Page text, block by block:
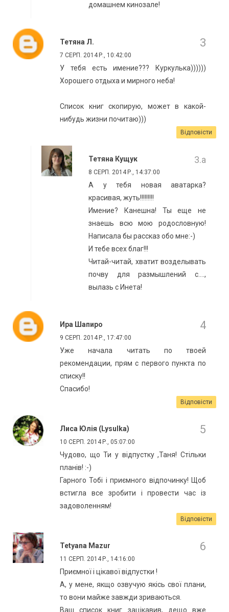
домашнем кинозале!
Тетяна Л.
7 СЕРП. 2014 Р., 10:42:00
У тебя есть имение??? Куркулька))))))
Хорошего отдыха и мирного неба!
Список книг скопирую, может в какой-
нибудь жизни почитаю)))
Відповісти
Тетяна Кущук
8 СЕРП. 2014 Р., 14:37:00
А у тебя новая аватарка?
красивая, жуть!!!!!!!!!
Имение? Канешна! Ты еще не
знаешь всю мою родословную!
Написала бы рассказ обо мне:-)
И тебе всех благ!!!
Читай-читай, хватит возделывать
почву для размышлений с....,
вылазь с Инета!
Ира Шапиро
9 СЕРП. 2014 Р., 17:47:00
Уже начала читать по твоей
рекомендации, прям с первого пункта по
списку!!
Спасибо!
Відповісти
Лиса Юлія (Lysulka)
10 СЕРП. 2014 Р., 05:07:00
Чудово, що Ти у відпустку ,Таня! Стільки
планів! :-)
Гарного Тобі і приємного відпочинку! Щоб
встигла все зробити і провести час із
задоволенням!
Відповісти
Tetyana Mazur
11 СЕРП. 2014 Р., 14:16:00
Приємної і цікавої відпустки !
А, у мене, якщо озвучую якісь свої плани,
то вони майже завжди зриваються.
Ваш список книг зацікавив, дещо вже